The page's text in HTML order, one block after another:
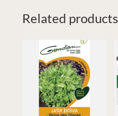
Related products